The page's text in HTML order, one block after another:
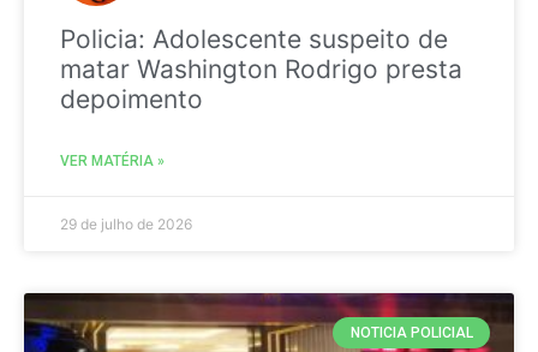
Policia: Adolescente suspeito de
matar Washington Rodrigo presta
depoimento
VER MATÉRIA »
29 de julho de 2026
NOTICIA POLICIAL